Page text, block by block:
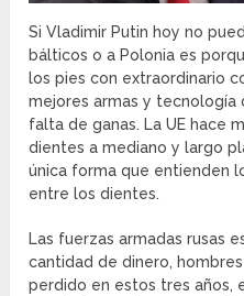
Si Vladimir Putin hoy no
bálticos o a Polonia es
los pies con extraordinario
mejores armas y
falta de ganas. La UE hace
dientes a mediano y largo
única forma que entienden
entre los dientes.
Las fuerzas armadas rusas
cantidad de dinero,
perdido en estos tres años,